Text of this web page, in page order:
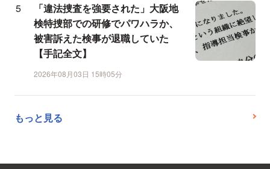
「違法捜査を強要された」大阪地
検特捜部での研修でパワハラか、
被害訴えた検事が退職していた
【手記全文】
2026年08月03日 15時05分
もっと見る